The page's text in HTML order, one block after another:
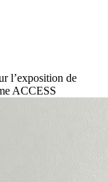
l’exposition de
ACCESS